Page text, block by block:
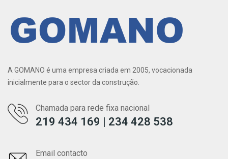
A GOMANO é uma empresa criada em 2005, vocacionada
inicialmente para o sector da construção.
Chamada para rede fixa nacional
219 434 169 | 234 428 538
Email contacto